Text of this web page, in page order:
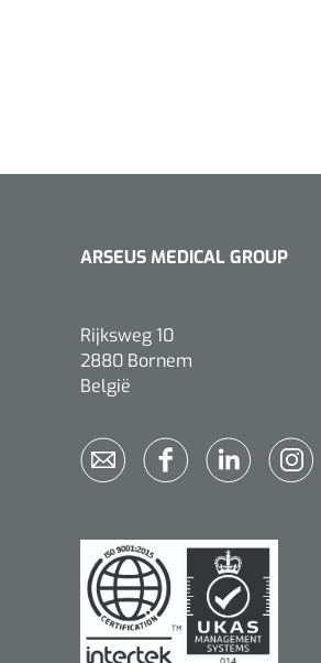
ARSEUS MEDICAL GROUP
Rijksweg 10
2880 Bornem
België